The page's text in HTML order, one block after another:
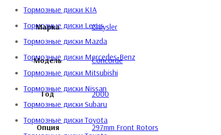
Тормозные диски KIA
Тормозные диски Lexus
Тормозные диски Mazda
Тормозные диски Mercedes-Benz
Тормозные диски Mitsubishi
Тормозные диски Nissan
Тормозные диски Subaru
Тормозные диски Toyota
Марка Chrysler
Модель Concorde
Год 2000
Опция 297mm Front Rotors